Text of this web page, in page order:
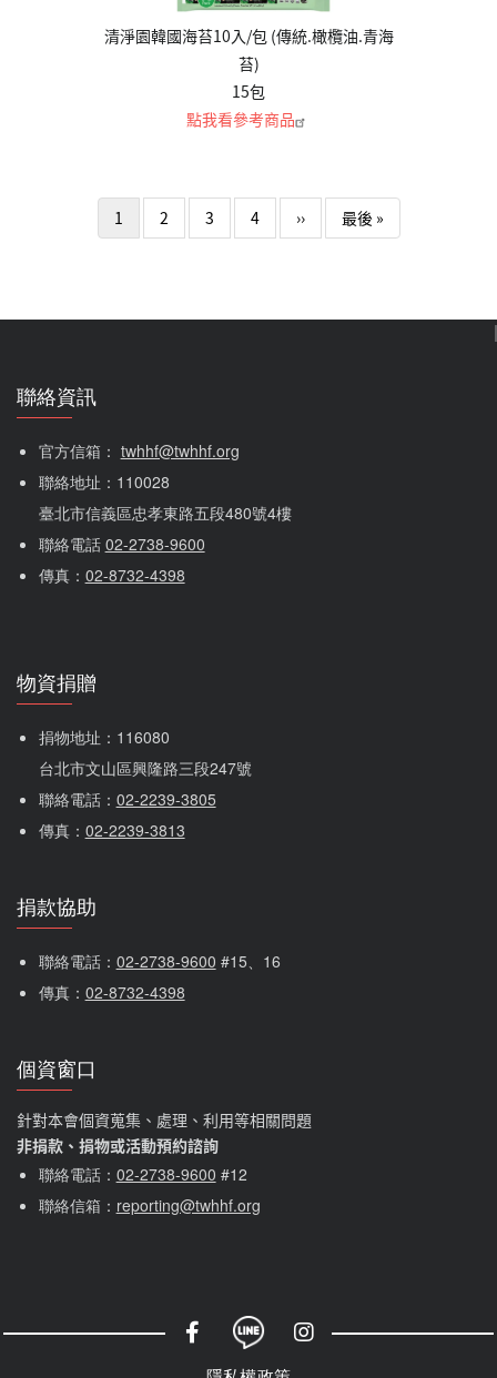
清淨園韓國海苔10入/包 (傳統.橄欖油.青海
苔)
15包
點我看參考商品
1 2 3 4 ››下一頁最後 »Last page
聯絡資訊
官方信箱： twhhf@twhhf.org
聯絡地址：110028
臺北市信義區忠孝東路五段480號4樓
聯絡電話 02-2738-9600
傳真： 02-8732-4398
物資捐贈
捐物地址：116080
台北市文山區興隆路三段247號
聯絡電話： 02-2239-3805
傳真： 02-2239-3813
捐款協助
聯絡電話： 02-2738-9600 #15、16
傳真： 02-8732-4398
個資窗口
針對本會個資蒐集、處理、利用等相關問題
非捐款、捐物或活動預約諮詢
聯絡電話： 02-2738-9600 #12
聯絡信箱： reporting@twhhf.org
社群選單